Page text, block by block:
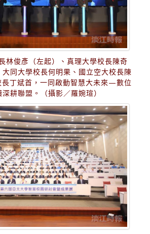
林俊彥（左起）、真理大學校長陳奇
同大學校長何明果、國立空大校長陳
丁斌首，一同啟動智慧大未來—數位
耕聯盟。（攝影／羅婉瑄）